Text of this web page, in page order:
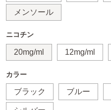
メンソール
ニコチン
20mg/ml 12mg/ml
カラー
ブラック ブルー